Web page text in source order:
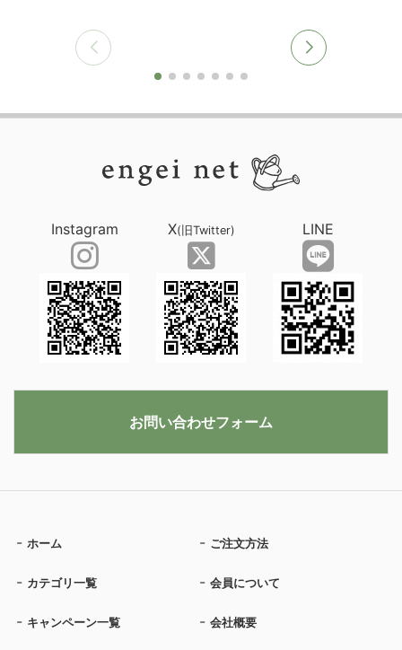
ホーム ご注文方法
カテゴリ一覧 会員について
キャンペーン一覧 会社概要
Instagram X(旧Twitter) LINE
お問い合わせフォーム